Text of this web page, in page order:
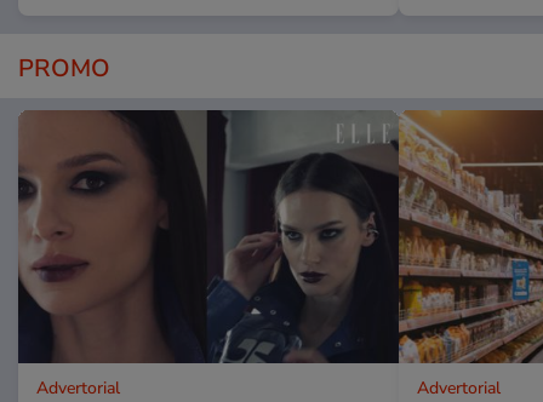
PROMO
Advertorial Advertorial